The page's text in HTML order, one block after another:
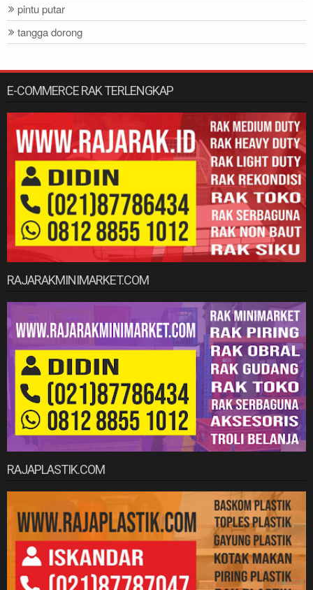
pintu putar
tangga dorong
E-COMMERCE RAK TERLENGKAP
RAJARAKMINIMARKET.COM
RAJAPLASTIK.COM